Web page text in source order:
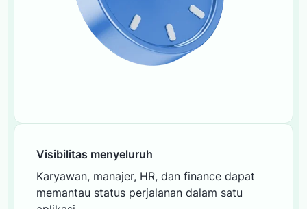
Visibilitas menyeluruh
Karyawan, manajer, HR, dan finance dapat
memantau status perjalanan dalam satu